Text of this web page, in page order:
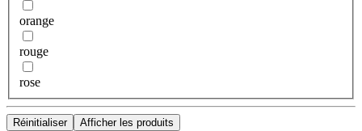
orange
rouge
rose
Réinitialiser Afficher les produits